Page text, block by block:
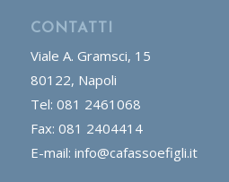
CONTATTI
Viale A. Gramsci, 15
80122, Napoli
Tel: 081 2461068
Fax: 081 2404414
E-mail: info@cafassoefigli.it